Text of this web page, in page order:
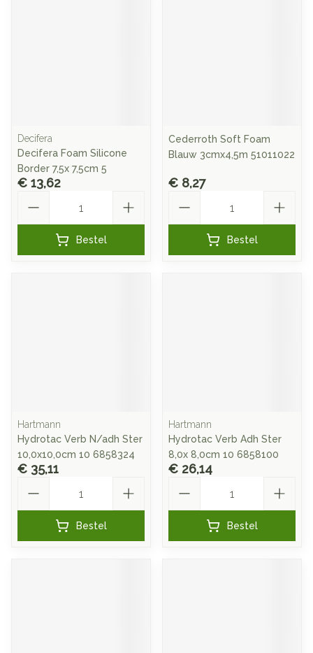
Decifera
Decifera Foam Silicone
Border 7,5x 7,5cm 5
€ 13,62
Bestel
Cederroth Soft Foam
Blauw 3cmx4,5m 51011022
€ 8,27
Bestel
Hartmann
Hydrotac Verb N/adh Ster
10,0x10,0cm 10 6858324
€ 35,11
Bestel
Hartmann
Hydrotac Verb Adh Ster
8,0x 8,0cm 10 6858100
€ 26,14
Bestel